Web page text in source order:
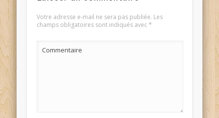
Votre adresse e-mail ne sera pas publiée. Les
champs obligatoires sont indiqués avec*
Commentaire